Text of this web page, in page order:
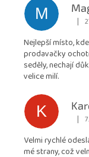
M |
Nejlepší místo,
prodavačky
seděly, nechají
velice milí.
K |
Velmi rychlé
mé strany, což